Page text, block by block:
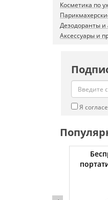
Косметика по
Дезодоранты
Аксессуары и
Я